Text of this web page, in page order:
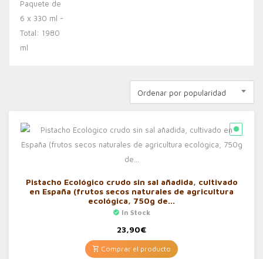
Ordenar por popularidad
Pistacho Ecológico crudo sin sal añadida, cultivado
en España (frutos secos naturales de agricultura
ecológica, 750g de…
In Stock
23,90€
Comprar el producto